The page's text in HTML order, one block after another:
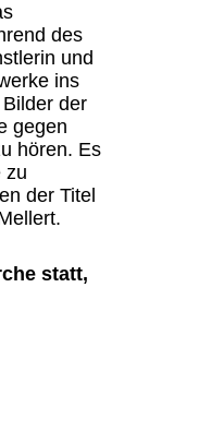
des
und
ins
der
gegen
hören. Es
zu
der Titel
statt,